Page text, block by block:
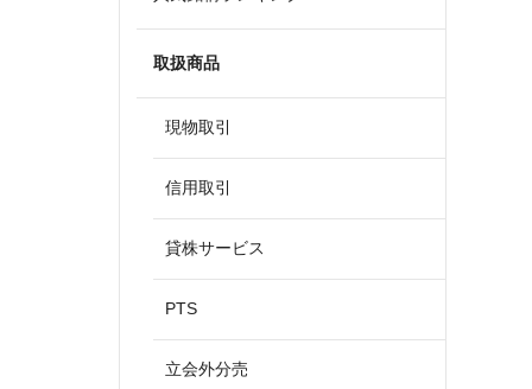
取扱商品
現物取引
信用取引
貸株サービス
PTS
立会外分売